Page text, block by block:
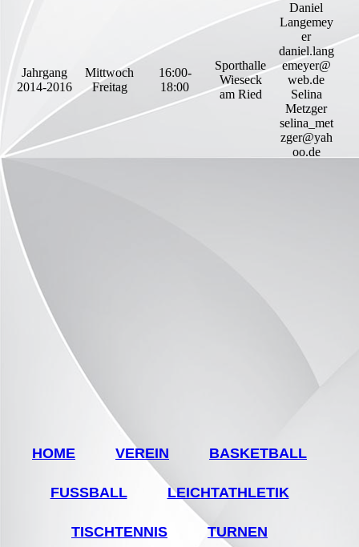
Jahrgang
2014-2016
Mittwoch
Freitag
16:00-
18:00
Sporthalle
Wieseck
am Ried
Daniel
Langemey
er
daniel.lang
emeyer@
web.de
Selina
Metzger
selina_met
zger@yah
oo.de
HOME VEREIN BASKETBALL
FUSSBALL LEICHTATHLETIK
TISCHTENNIS TURNEN